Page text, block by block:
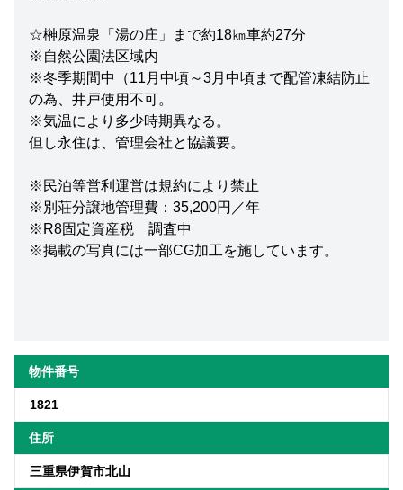
☆榊原温泉「湯の庄」まで約18㎞車約27分
※自然公園法区域内
※冬季期間中（11月中頃～3月中頃まで配管凍結防止
の為、井戸使用不可。
※気温により多少時期異なる。
但し永住は、管理会社と協議要。
※民泊等営利運営は規約により禁止
※別荘分譲地管理費：35,200円／年
※R8固定資産税 調査中
※掲載の写真には一部CG加工を施しています。
物件番号
1821
住所
三重県伊賀市北山